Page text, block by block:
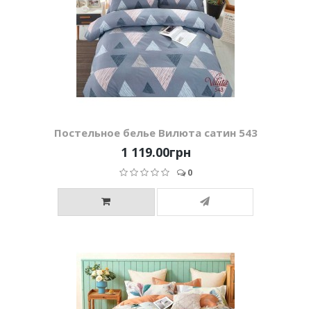
Постельное белье Вилюта сатин 543
1 119.00грн
0